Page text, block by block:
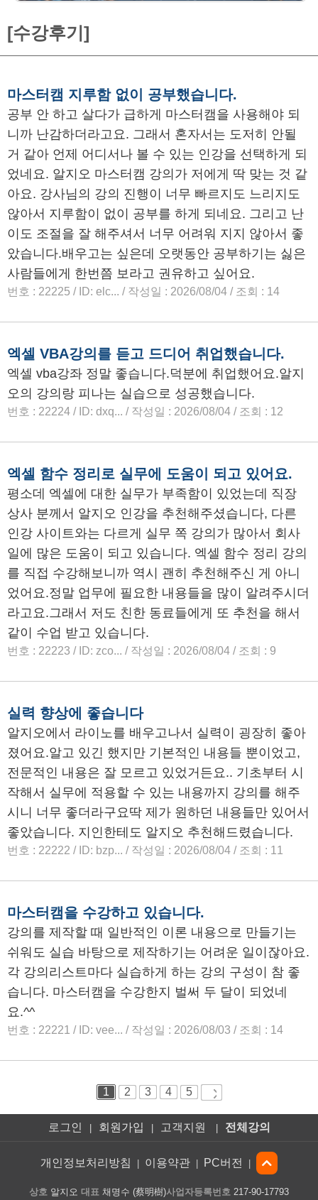
[수강후기]
로그인 | 회원가입 | 고객지원 | 전체강의
개인정보처리방침 | 이용약관 | PC버전 |
상호 알지오 대표 채명수 (蔡明樹)사업자등록번호 217-90-17793